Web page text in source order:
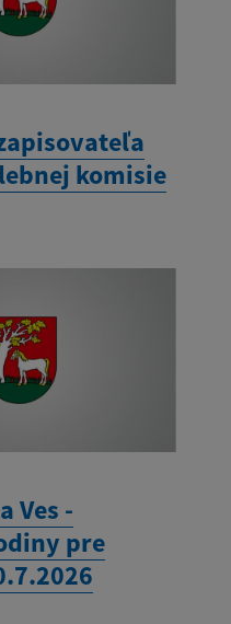
komisie
Ves -
pre